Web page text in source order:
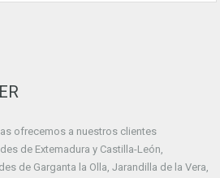
ofrecemos a nuestros clientes
de Extemadura y Castilla-León,
de Garganta la Olla, Jarandilla de la Vera,